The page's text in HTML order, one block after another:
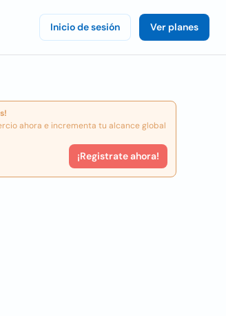
Inicio de sesión Ver planes
ahora e incrementa tu alcance global
¡Registrate ahora!